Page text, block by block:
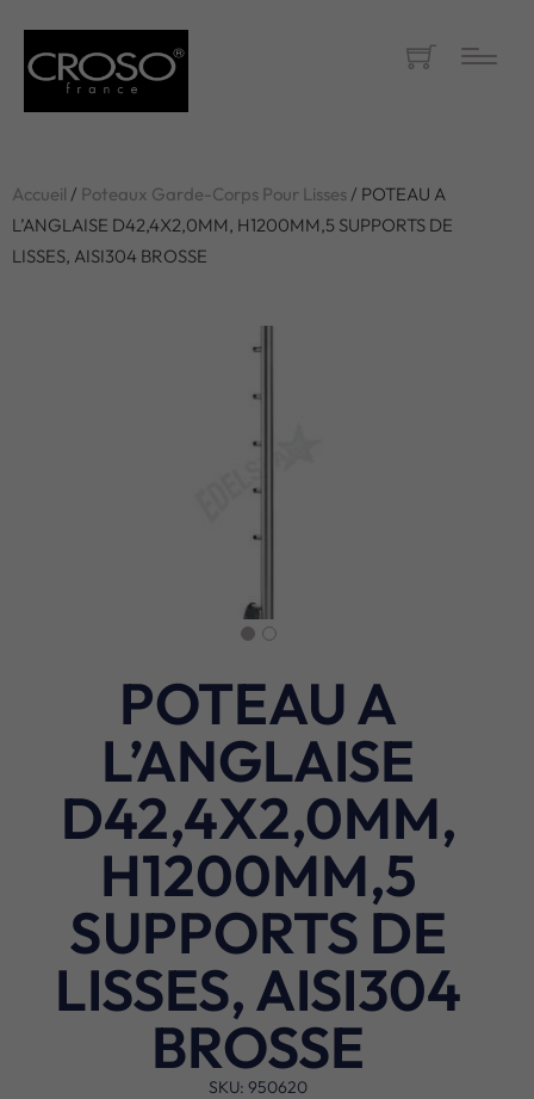
Accueil / Poteaux Garde-Corps Pour Lisses/ POTEAU A
L’ANGLAISE D42,4X2,0MM, H1200MM,5 SUPPORTS DE
LISSES, AISI304 BROSSE
POTEAU A
L’ANGLAISE
D42,4X2,0MM,
H1200MM,5
SUPPORTS DE
LISSES, AISI304
BROSSE
SKU: 950620